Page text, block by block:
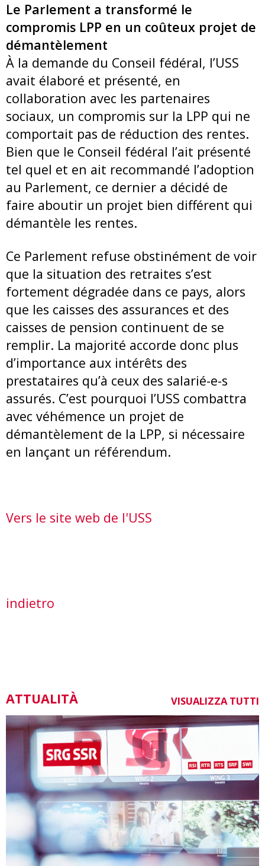
Le Parlement a transformé le
compromis LPP en un coûteux projet de
démantèlement
À la demande du Conseil fédéral, l’USS
avait élaboré et présenté, en
collaboration avec les partenaires
sociaux, un compromis sur la LPP qui ne
comportait pas de réduction des rentes.
Bien que le Conseil fédéral l’ait présenté
tel quel et en ait recommandé l’adoption
au Parlement, ce dernier a décidé de
faire aboutir un projet bien différent qui
démantèle les rentes.
Ce Parlement refuse obstinément de voir
que la situation des retraites s’est
fortement dégradée dans ce pays, alors
que les caisses des assurances et des
caisses de pension continuent de se
remplir. La majorité accorde donc plus
d’importance aux intérêts des
prestataires qu’à ceux des salarié-e-s
assurés. C’est pourquoi l’USS combattra
avec véhémence un projet de
démantèlement de la LPP, si nécessaire
en lançant un référendum.
Vers le site web de l'USS
indietro
ATTUALITÀ VISUALIZZA TUTTI